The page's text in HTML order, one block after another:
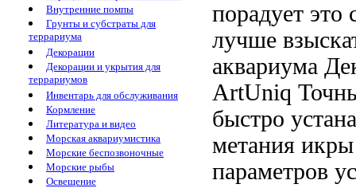
Внутренние помпы
Грунты и субстраты для
террариума
Декорации
Декорации и укрытия для
террариумов
Инвентарь для обслуживания
Кормление
Литература и видео
Морская аквариумистика
Морские беспозвоночные
Морские рыбы
Освещение
порадует это
лучше
аквариума
ArtUniq
быстро
метания
параметров